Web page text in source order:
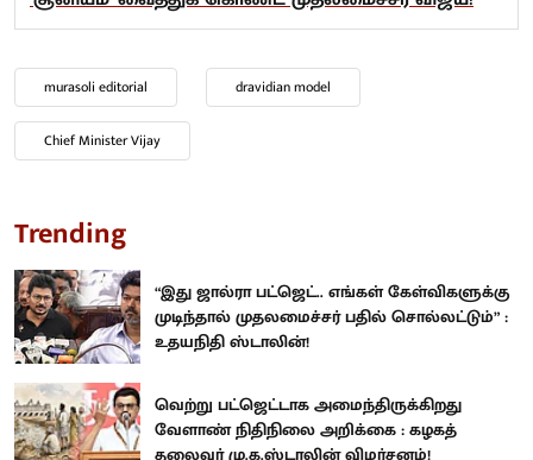
murasoli editorial dravidian model
Chief Minister Vijay
Trending
“இது ஜால்ரா பட்ஜெட்.. எங்கள் கேள்விகளுக்கு
முடிந்தால் முதலமைச்சர் பதில் சொல்லட்டும்” :
உதயநிதி ஸ்டாலின்!
வெற்று பட்ஜெட்டாக அமைந்திருக்கிறது
வேளாண் நிதிநிலை அறிக்கை : கழகத்